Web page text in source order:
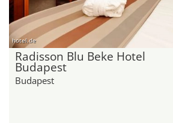
hotel.de
Radisson Blu Beke Hotel
Budapest
Budapest